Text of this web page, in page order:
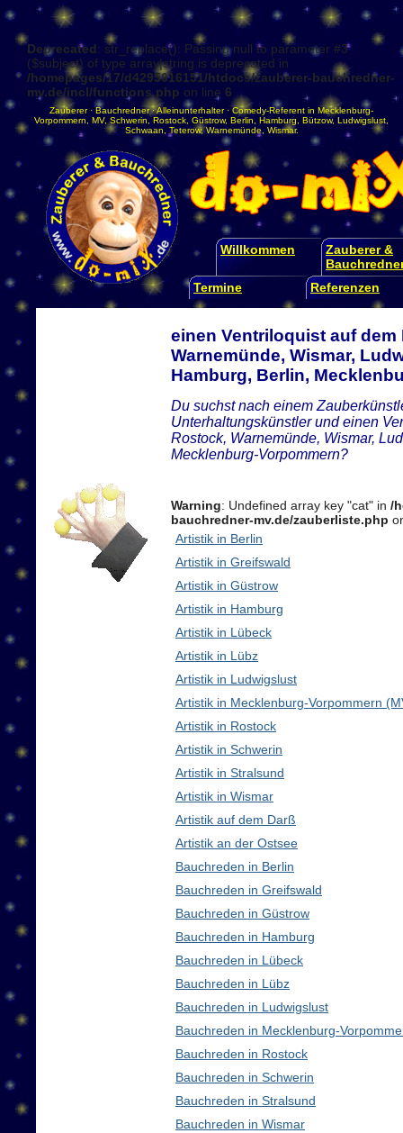
Deprecated: str_replace(): Passing null to parameter #3
($subject) of type array|string is deprecated in
/homepages/17/d4295016151/htdocs/zauberer-bauchredner-
mv.de/incl/functions.php on line 6
Zauberer·Bauchredner·Alleinunterhalter· Comedy-Referent in Mecklenburg-
Vorpommern
MV, Schwerin Rostock Güstrow, Berlin Hamburg Bützow, Ludwigslust
Schwaan ,Teterow,Warnemünde Wismar.
Willkommen
Zauberer &
Termine
Referenzen
einen Ventriloquist auf
Warnemünde, Wismar,
Hamburg, Berlin,
Du suchst nach einem
Unterhaltungskünstler und einen
Rostock, Warnemünde, Wismar,
Mecklenburg-Vorpommern?
Warning: Undefined array key "cat" in /
bauchredner-mv.de/zauberliste.php
Artistik in Berlin
Artistik in Greifswald
Artistik in Güstrow
Artistik in Hamburg
Artistik in Lübeck
Artistik in Lübz
Artistik in Ludwigslust
Artistik in Mecklenburg-Vorpommern
Artistik in Rostock
Artistik in Schwerin
Artistik in Stralsund
Artistik in Wismar
Artistik auf dem Darß
Artistik an der Ostsee
Bauchreden in Berlin
Bauchreden in Greifswald
Bauchreden in Güstrow
Bauchreden in Hamburg
Bauchreden in Lübeck
Bauchreden in Lübz
Bauchreden in Ludwigslust
Bauchreden in Mecklenburg-
Bauchreden in Rostock
Bauchreden in Schwerin
Bauchreden in Stralsund
Bauchreden in Wismar